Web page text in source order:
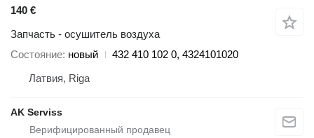
140 €
Запчасть - осушитель воздуха
Состояние новый
432 410 102 0, 4324101020
Латвия, Riga
AK Serviss